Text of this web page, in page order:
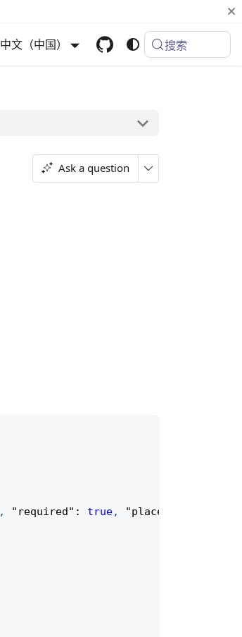
中文（中国） 搜索
Ask a question
, "required" : true, "placeholder"